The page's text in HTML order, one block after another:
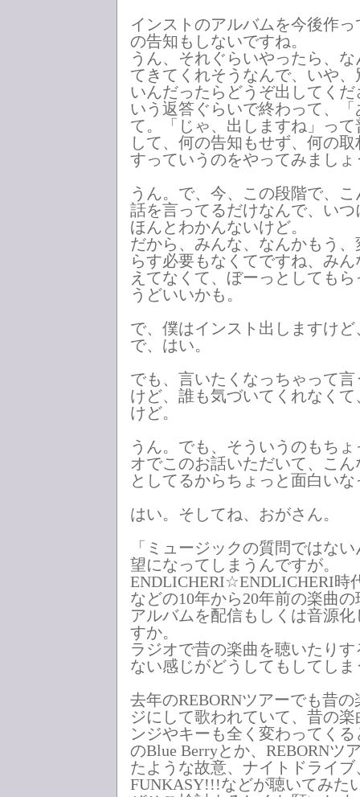
インストのアルバムを今後作
の告知もしないですね。
うん、それぐらいやったら、
てきてくれそうなんで、いや
いんだったらどうぞ出してく
いう返答ぐらいで終わって、
て。「じゃ、出しますね」っ
して、何の告知もせず、何の
すっていうのをやってみましょ
うん。で、今、この段階で、
話を言ってるだけなんで、い
ほんとわかんないけど。
だから、みんな、なんかもう
らす必要もなくてですね、み
えてなくて、ぼーっとしても
うどいいかも。
で、僕はインスト出しますけ
で、はい。
でも、言いたくなっちゃって
けど、誰も気づいてくれなく
けど。
うん。でも、そういうのもち
オでこのお話いただいて、こ
としてるからちょっと面白い
はい。そしてね、おがさん。
「ミュージックの質問ではな
望になってしまうんですが。
ENDLICHERI☆ENDLICHERI時
などの10年から20年前の楽曲
アルバムを配信もしくは音源
すか。
ラジオで昔の楽曲を聴いたり
ない感じがどうしてもしてしま
去年のREBORNツアーでも昔
ジにして歌われていて、昔の
ンジやキーも全く変わってく
のBlue Berryとか、REBORNツ
たような故意、ナイトドライブ
FUNKASY!!!などが聴いてみた